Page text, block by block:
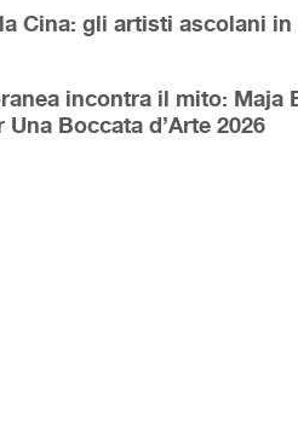
Cina: gli artisti ascolani in
incontra il mito: Maja
Boccata d’Arte 2026